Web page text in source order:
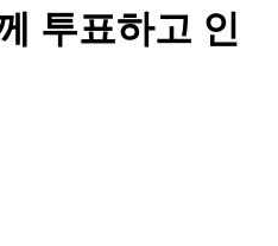
투표하고 인